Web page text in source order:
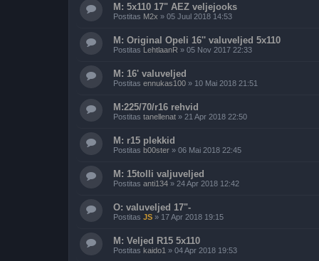
M: 5x110 17" AEZ veljejooks
Postitas M2x » 05 Juul 2018 14:53
M: Original Opeli 16'' valuveljed 5x110
Postitas LehtlaanR » 05 Nov 2017 22:33
M: 16' valuveljed
Postitas ennukas100 » 10 Mai 2018 21:51
M:225/70/r16 rehvid
Postitas tanellenat » 21 Apr 2018 22:50
M: r15 plekkid
Postitas b00ster » 06 Mai 2018 22:45
M: 15tolli valjuveljed
Postitas anti134 » 24 Apr 2018 12:42
O: valuveljed 17"-
Postitas JS » 17 Apr 2018 19:15
M: Veljed R15 5x110
Postitas kaido1 » 04 Apr 2018 19:53